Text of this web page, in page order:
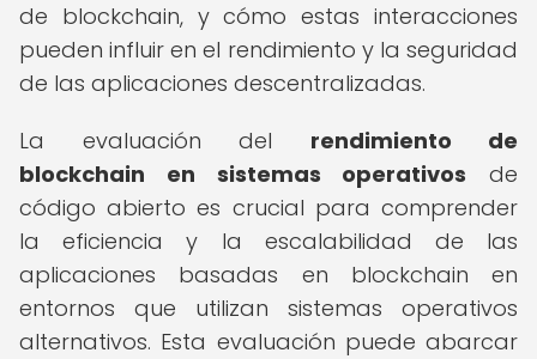
de blockchain, y cómo estas interacciones
pueden influir en el rendimiento y la seguridad
de las aplicaciones descentralizadas.
La evaluación del rendimiento de
blockchain en sistemas operativos de
código abierto es crucial para comprender
la eficiencia y la escalabilidad de las
aplicaciones basadas en blockchain en
entornos que utilizan sistemas operativos
alternativos. Esta evaluación puede abarcar